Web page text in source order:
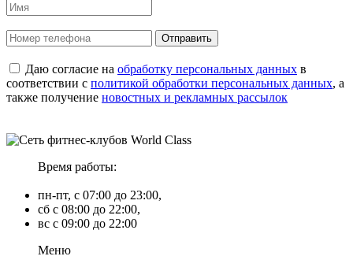
Даю согласие на обработку персональных данных в
соответствии с политикой обработки персональных данных, а
также получение новостных и рекламных рассылок
Время работы:
пн-пт, с 07:00 до 23:00,
сб с 08:00 до 22:00,
вс с 09:00 до 22:00
Меню